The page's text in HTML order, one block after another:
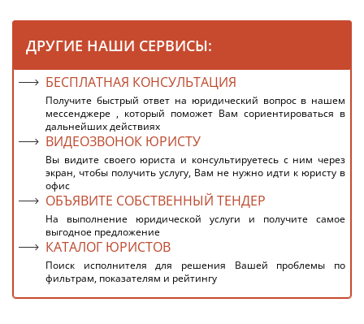
ДРУГИЕ НАШИ СЕРВИСЫ:
БЕСПЛАТНАЯ КОНСУЛЬТАЦИЯ
Получите быстрый ответ на юридический вопрос в нашем
мессенджере , который поможет Вам сориентироваться в
дальнейших действиях
ВИДЕОЗВОНОК ЮРИСТУ
Вы видите своего юриста и консультируетесь с ним через
экран, чтобы получить услугу, Вам не нужно идти к юристу в
офис
ОБЪЯВИТЕ СОБСТВЕННЫЙ ТЕНДЕР
На выполнение юридической услуги и получите самое
выгодное предложение
КАТАЛОГ ЮРИСТОВ
Поиск исполнителя для решения Вашей проблемы по
фильтрам, показателям и рейтингу